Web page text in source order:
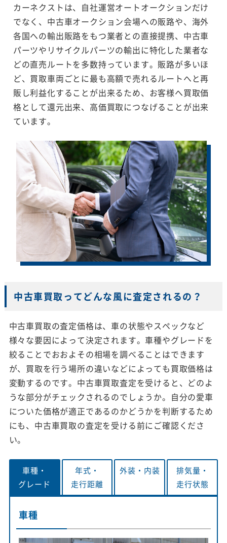
カーネクストは、自社運営オートオークションだけ
でなく、中古車オークション会場への販路や、海外
各国への輸出販路をもつ業者との直接提携、中古車
パーツやリサイクルパーツの輸出に特化した業者な
どの直売ルートを多数持っています。販路が多いほ
ど、買取車両ごとに最も高額で売れるルートへと再
販し利益化することが出来るため、お客様へ買取価
格として還元出来、高価買取につなげることが出来
ています。
中古車買取ってどんな風に査定されるの？
中古車買取の査定価格は、車の状態やスペックなど
様々な要因によって決定されます。車種やグレードを
絞ることでおおよその相場を調べることはできます
が、買取を行う場所の違いなどによっても買取価格は
変動するのです。中古車買取査定を受けると、どのよ
うな部分がチェックされるのでしょうか。自分の愛車
についた価格が適正であるのかどうかを判断するため
にも、中古車買取の査定を受ける前にご確認くださ
い。
車種・
グレード
年式・
走行距離
外装・ 内装
排気量・
走行状態
車種